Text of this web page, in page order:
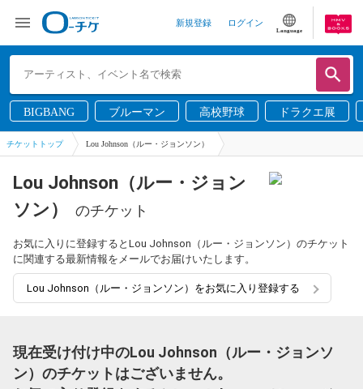
新規登録 ログイン
Language
BIGBANG ブルーマン 高校野球 ドラクエ展
チケットトップ Lou Johnson（ルー・ジョンソン）
Lou Johnson（ルー・ジョン
ソン）
のチケット
お気に入りに登録するとLou Johnson（ルー・ジョンソン）のチケット
に関連する最新情報をメールでお届けいたします。
Lou Johnson（ルー・ジョンソン）をお気に入り登録する
現在受け付け中のLou Johnson（ルー・ジョンソ
ン）のチケットはございません。